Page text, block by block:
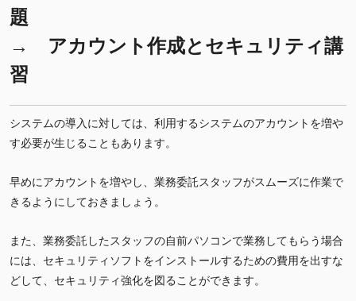
題
→ アカウント作成とセキュリティ講
習
システムの導入に対しては、利用するシステムのアカウントを増や
す必要が生じることもあります。
早めにアカウントを増やし、業務委託スタッフがスムーズに作業で
きるようにしておきましょう。
また、業務委託したスタッフの自前パソコンで業務してもらう場合
には、セキュリティソフトをインストールするための費用を出すな
どして、セキュリティ強化を図ることができます。